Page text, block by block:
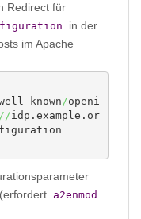
Redirect für
in der
im Apache
known /openi
//idp.example.or
a2enmod